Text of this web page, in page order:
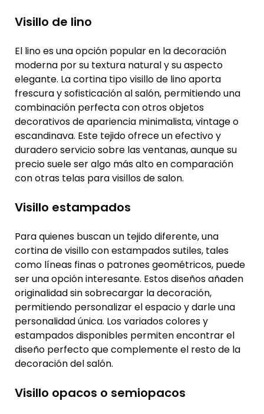
Visillo de lino
El lino es una opción popular en la decoración
moderna por su textura natural y su aspecto
elegante. La cortina tipo visillo de lino aporta
frescura y sofisticación al salón, permitiendo una
combinación perfecta con otros objetos
decorativos de apariencia minimalista, vintage o
escandinava. Este tejido ofrece un efectivo y
duradero servicio sobre las ventanas, aunque su
precio suele ser algo más alto en comparación
con otras telas para visillos de salon.
Visillo estampados
Para quienes buscan un tejido diferente, una
cortina de visillo con estampados sutiles, tales
como líneas finas o patrones geométricos, puede
ser una opción interesante. Estos diseños añaden
originalidad sin sobrecargar la decoración,
permitiendo personalizar el espacio y darle una
personalidad única. Los variados colores y
estampados disponibles permiten encontrar el
diseño perfecto que complemente el resto de la
decoración del salón.
Visillo opacos o semiopacos